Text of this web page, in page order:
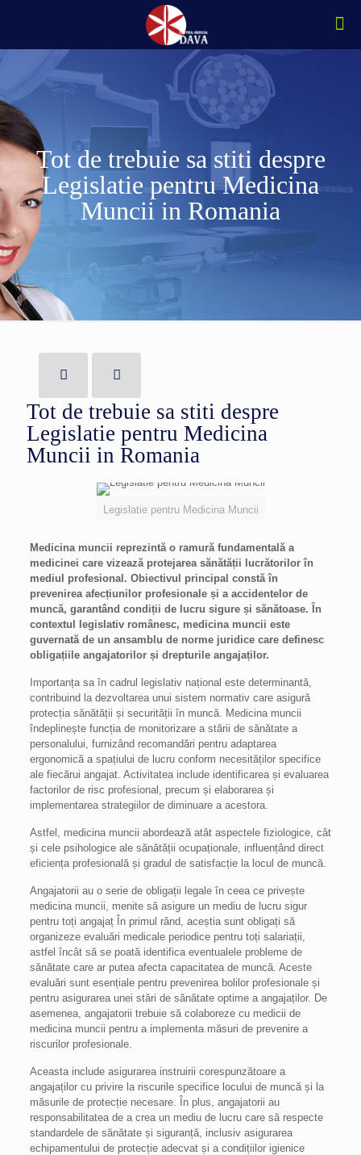
Tot de trebuie sa stiti despre
Legislatie pentru Medicina
Muncii in Romania
Tot de trebuie sa stiti despre
Legislatie pentru Medicina
Muncii in Romania
Legislatie pentru Medicina Muncii
Medicina muncii reprezintă o ramură fundamentală a
medicinei care vizează protejarea sănătății lucrătorilor în
mediul profesional. Obiectivul principal constă în
prevenirea afecțiunilor profesionale și a accidentelor de
muncă, garantând condiții de lucru sigure și sănătoase. În
contextul legislativ românesc, medicina muncii este
guvernată de un ansamblu de norme juridice care definesc
obligațiile angajatorilor și drepturile angajaților.
Importanța sa în cadrul legislativ național este determinantă,
contribuind la dezvoltarea unui sistem normativ care asigură
protecția sănătății și securității în muncă. Medicina muncii
îndeplinește funcția de monitorizare a stării de sănătate a
personalului, furnizând recomandări pentru adaptarea
ergonomică a spațiului de lucru conform necesităților specifice
ale fiecărui angajat. Activitatea include identificarea și evaluarea
factorilor de risc profesional, precum și elaborarea și
implementarea strategiilor de diminuare a acestora.
Astfel, medicina muncii abordează atât aspectele fiziologice, cât
și cele psihologice ale sănătății ocupaționale, influențând direct
eficiența profesională și gradul de satisfacție la locul de muncă.
Angajatorii au o serie de obligații legale în ceea ce privește
medicina muncii, menite să asigure un mediu de lucru sigur
pentru toți angajaț În primul rând, aceștia sunt obligați să
organizeze evaluări medicale periodice pentru toți salariații,
astfel încât să se poată identifica eventualele probleme de
sănătate care ar putea afecta capacitatea de muncă. Aceste
evaluări sunt esențiale pentru prevenirea bolilor profesionale și
pentru asigurarea unei stări de sănătate optime a angajaților. De
asemenea, angajatorii trebuie să colaboreze cu medicii de
medicina muncii pentru a implementa măsuri de prevenire a
riscurilor profesionale.
Aceasta include asigurarea instruirii corespunzătoare a
angajaților cu privire la riscurile specifice locului de muncă și la
măsurile de protecție necesare. În plus, angajatorii au
responsabilitatea de a crea un mediu de lucru care să respecte
standardele de sănătate și siguranță, inclusiv asigurarea
echipamentului de protecție adecvat și a condițiilor igienice